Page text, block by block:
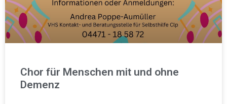
Chor für Menschen mit und ohne
Demenz